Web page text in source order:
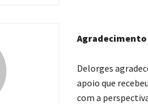
Agradecimento
Delorges
apoio que
com a